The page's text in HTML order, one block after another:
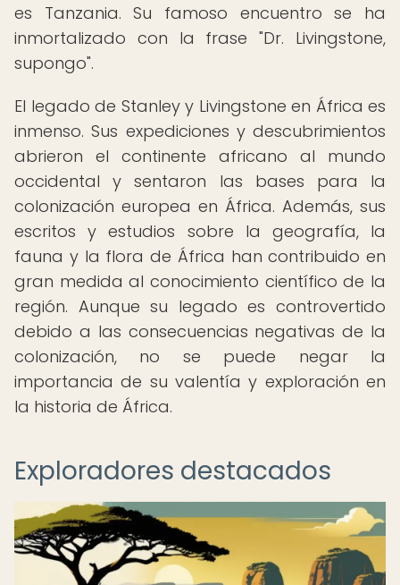
es Tanzania. Su famoso encuentro se ha
inmortalizado con la frase "Dr. Livingstone,
supongo".
El legado de Stanley y Livingstone en África es
inmenso. Sus expediciones y descubrimientos
abrieron el continente africano al mundo
occidental y sentaron las bases para la
colonización europea en África. Además, sus
escritos y estudios sobre la geografía, la
fauna y la flora de África han contribuido en
gran medida al conocimiento científico de la
región. Aunque su legado es controvertido
debido a las consecuencias negativas de la
colonización, no se puede negar la
importancia de su valentía y exploración en
la historia de África.
Exploradores destacados